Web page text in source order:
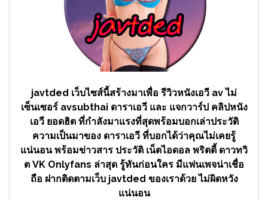
javtded เว็บไซส์นี้สร้างมาเพื่อ รีวิวหนังเอวี av ไม่
เซ็นเซอร์ avsubthai ดาราเอวี และ แจกวาร์ป คลิปหนัง
เอวี ยอดฮิต ที่กำลังมาแรงที่สุดพร้อมบอกเล่าประวัติ
ความเป็นมาของ ดาราเอวี ที่บอกได้ว่าคุณไม่เคยรู้
แน่นอน พร้อมข่าวสาร ประวัติ เน็ตไอดอล พริตตี้ ดาวทวิ
ต VK Onlyfans ล่าสุด รู้ทันก่อนใคร มีแฟนเพจน่าเชื่อ
ถือ ฝากติดตามเว็บ javtded ของเราด้วย ไม่ผิดหวัง
แน่นอน